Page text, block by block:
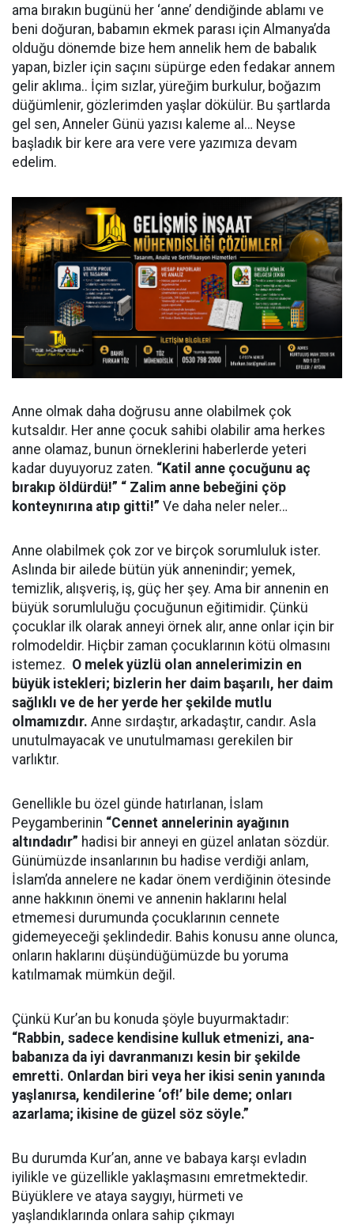
ama bırakın bugünü her ‘anne’ dendiğinde ablamı ve
beni doğuran, babamın ekmek parası için Almanya’da
olduğu dönemde bize hem annelik hem de babalık
yapan, bizler için saçını süpürge eden fedakar annem
gelir aklıma.. İçim sızlar, yüreğim burkulur, boğazım
düğümlenir, gözlerimden yaşlar dökülür. Bu şartlarda
gel sen, Anneler Günü yazısı kaleme al… Neyse
başladık bir kere ara vere vere yazımıza devam
edelim.
Anne olmak daha doğrusu anne olabilmek çok
kutsaldır. Her anne çocuk sahibi olabilir ama herkes
anne olamaz, bunun örneklerini haberlerde yeteri
kadar duyuyoruz zaten. “Katil anne çocuğunu aç
bırakıp öldürdü!” “ Zalim anne bebeğini çöp
konteynırına atıp gitti!” Ve daha neler neler…
Anne olabilmek çok zor ve birçok sorumluluk ister.
Aslında bir ailede bütün yük annenindir; yemek,
temizlik, alışveriş, iş, güç her şey. Ama bir annenin en
büyük sorumluluğu çocuğunun eğitimidir. Çünkü
çocuklar ilk olarak anneyi örnek alır, anne onlar için bir
rolmodeldir. Hiçbir zaman çocuklarının kötü olmasını
istemez. O melek yüzlü olan annelerimizin en
büyük istekleri; bizlerin her daim başarılı, her daim
sağlıklı ve de her yerde her şekilde mutlu
olmamızdır. Anne sırdaştır, arkadaştır, candır. Asla
unutulmayacak ve unutulmaması gerekilen bir
varlıktır.
Genellikle bu özel günde hatırlanan, İslam
Peygamberinin “Cennet annelerinin ayağının
altındadır” hadisi bir anneyi en güzel anlatan sözdür.
Günümüzde insanlarının bu hadise verdiği anlam,
İslam’da annelere ne kadar önem verdiğinin ötesinde
anne hakkının önemi ve annenin haklarını helal
etmemesi durumunda çocuklarının cennete
gidemeyeceği şeklindedir. Bahis konusu anne olunca,
onların haklarını düşündüğümüzde bu yoruma
katılmamak mümkün değil.
Çünkü Kur’an bu konuda şöyle buyurmaktadır:
“Rabbin, sadece kendisine kulluk etmenizi, ana-
babanıza da iyi davranmanızı kesin bir şekilde
emretti. Onlardan biri veya her ikisi senin yanında
yaşlanırsa, kendilerine ‘of!’ bile deme; onları
azarlama; ikisine de güzel söz söyle.”
Bu durumda Kur’an, anne ve babaya karşı evladın
iyilikle ve güzellikle yaklaşmasını emretmektedir.
Büyüklere ve ataya saygıyı, hürmeti ve
yaşlandıklarında onlara sahip çıkmayı